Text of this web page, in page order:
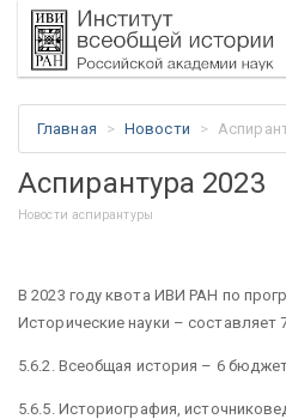
Главная Новости
Аспирантура 2023
Новости аспирантуры
В 2023 году квота ИВИ РАН по
Исторические науки – составляет
5.6.2. Всеобщая история – 6
5.6.5. Историография,